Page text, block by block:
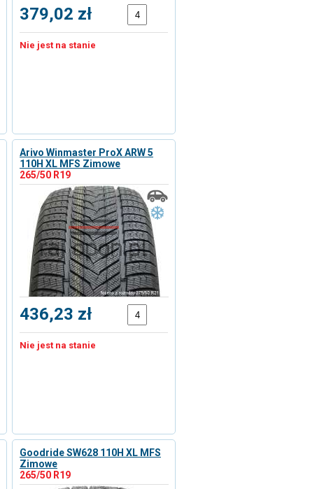
379,02 zł
Nie jest na stanie
Arivo Winmaster ProX ARW 5
110H XL MFS Zimowe
265/50 R19
436,23 zł
Nie jest na stanie
Goodride SW628 110H XL MFS
Zimowe
265/50 R19